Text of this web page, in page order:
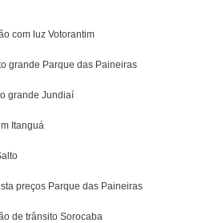
Quebra Mola
Horizontal
Pintura Horizontal
de Segurança
Bombeiros
com luz Votorantim
grande Parque das Paineiras
grande Jundiaí
Itanguá
preços Parque das Paineiras
de trânsito Sorocaba